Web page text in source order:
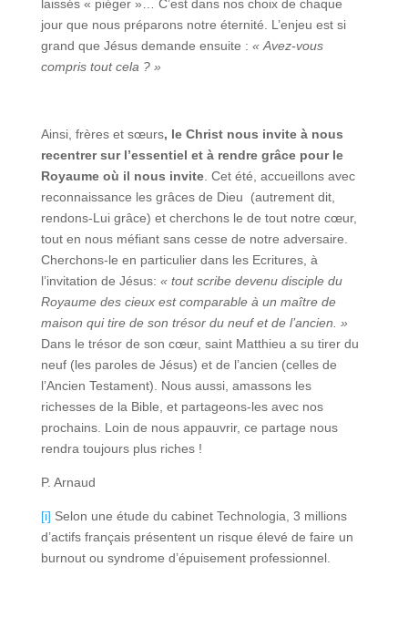
laissés « piéger »… C’est dans nos choix de chaque
jour que nous préparons notre éternité. L’enjeu est si
grand que Jésus demande ensuite : « Avez-vous
compris tout cela ? »
Ainsi, frères et sœurs, le Christ nous invite à nous
recentrer sur l’essentiel et à rendre grâce pour le
Royaume où il nous invite. Cet été, accueillons avec
reconnaissance les grâces de Dieu (autrement dit,
rendons-Lui grâce) et cherchons le de tout notre cœur,
tout en nous méfiant sans cesse de notre adversaire.
Cherchons-le en particulier dans les Ecritures, à
l’invitation de Jésus: « tout scribe devenu disciple du
Royaume des cieux est comparable à un maître de
maison qui tire de son trésor du neuf et de l’ancien. »
Dans le trésor de son cœur, saint Matthieu a su tirer du
neuf (les paroles de Jésus) et de l’ancien (celles de
l’Ancien Testament). Nous aussi, amassons les
richesses de la Bible, et partageons-les avec nos
prochains. Loin de nous appauvrir, ce partage nous
rendra toujours plus riches !
P. Arnaud
[i] Selon une étude du cabinet Technologia, 3 millions
d’actifs français présentent un risque élevé de faire un
burnout ou syndrome d’épuisement professionnel.